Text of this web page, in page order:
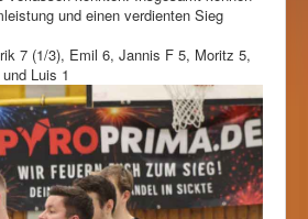
und einen verdienten Sieg
7 (1/3), Emil 6, Jannis F 5, Moritz 5,
Luis 1